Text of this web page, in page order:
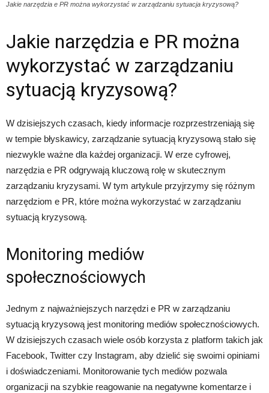
Jakie narzędzia e PR można wykorzystać w zarządzaniu sytuacja kryzysową?
Jakie narzędzia e PR można
wykorzystać w zarządzaniu
sytuacją kryzysową?
W dzisiejszych czasach, kiedy informacje rozprzestrzeniają się
w tempie błyskawicy, zarządzanie sytuacją kryzysową stało się
niezwykle ważne dla każdej organizacji. W erze cyfrowej,
narzędzia e PR odgrywają kluczową rolę w skutecznym
zarządzaniu kryzysami. W tym artykule przyjrzymy się różnym
narzędziom e PR, które można wykorzystać w zarządzaniu
sytuacją kryzysową.
Monitoring mediów
społecznościowych
Jednym z najważniejszych narzędzi e PR w zarządzaniu
sytuacją kryzysową jest monitoring mediów społecznościowych.
W dzisiejszych czasach wiele osób korzysta z platform takich jak
Facebook, Twitter czy Instagram, aby dzielić się swoimi opiniami
i doświadczeniami. Monitorowanie tych mediów pozwala
organizacji na szybkie reagowanie na negatywne komentarze i